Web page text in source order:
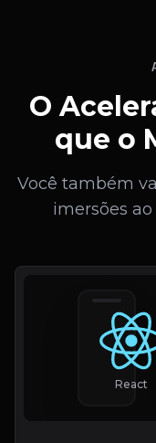
O
que o
Você também
imersões
React